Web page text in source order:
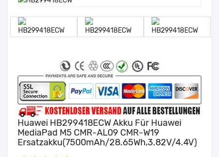
Huawei HB299418ECW Akku Für Huawei
MediaPad M5 CMR-AL09 CMR-W19
Ersatzakku(7500mAh/28.65Wh,3.82V/4.4V)